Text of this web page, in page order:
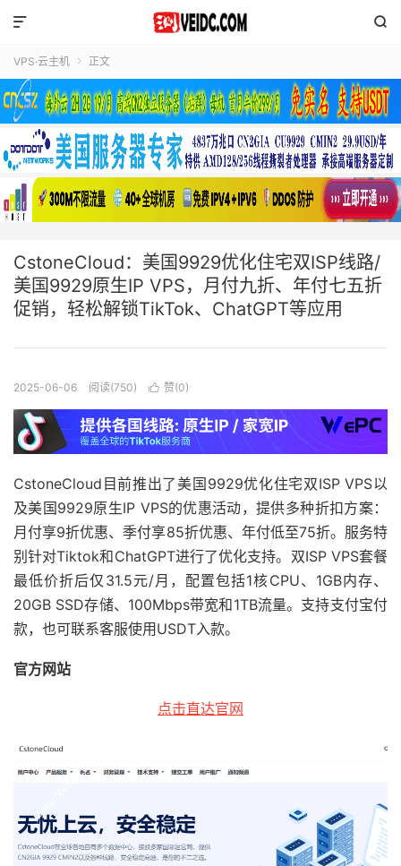


VPS·云主机  正文
CstoneCloud：美国9929优化住宅双ISP线路/
美国9929原生IP VPS，月付九折、年付七五折
促销，轻松解锁TikTok、ChatGPT等应用
2025-06-06 阅读(750)  赞(0)
CstoneCloud目前推出了 美国9929优化住宅双ISP VPS以
及美国9929原生IP VPS的优惠活动，提供多种折扣方案：
月付享9折优惠、 季付享85折优惠、 年付低至75折。 服务特
别针对Tiktok和ChatGPT进行了优化支持。双ISPVPS套餐
最低价折后仅 31.5元/月，配置包括1核CPU、 1GB内存、
20GB SSD存储、 100Mbps带宽和1TB流量。支持支付宝付
款，也可联系客服使用USDT入款。
官方网站
点击直达官网